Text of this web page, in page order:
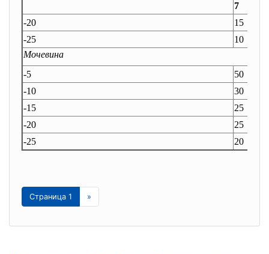
7
-20
15
-25
10
Мочевина
-5
50
-10
30
-15
25
-20
25
-25
20
Страница 1 »